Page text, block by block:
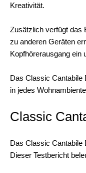
Kreativität.
Zusätzlich verfügt das
zu anderen Geräten
Kopfhörerausgang ein
Das Classic Cantabile
in jedes
Classic
Das Classic Cantabile
Dieser Testbericht